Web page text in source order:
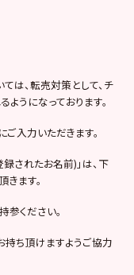
は、転売対策として、チ
うになっております。
入力いただきます。
されたお名前)」は、下
ます。
ください。
持ち頂けますようご協力